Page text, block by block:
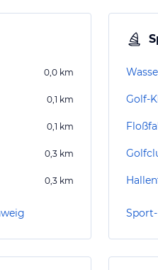
0,0 km
0,1 km
0,1 km
0,3 km
0,3 km
Golf-